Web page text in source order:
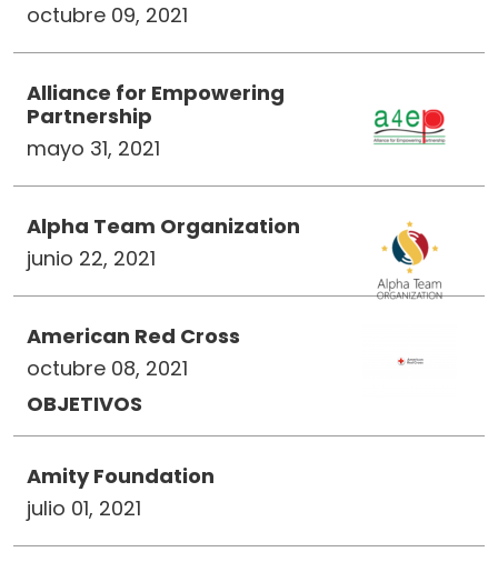
octubre 09, 2021
Alliance for Empowering
Partnership
mayo 31, 2021
Alpha Team Organization
junio 22, 2021
American Red Cross
octubre 08, 2021
OBJETIVOS
Amity Foundation
julio 01, 2021